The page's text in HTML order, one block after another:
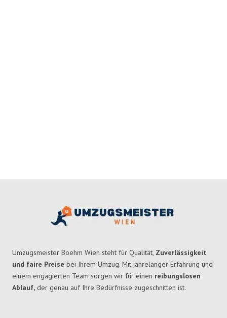
Umzugsmeister Boehm Wien steht für Qualität, Zuverlässigkeit
und faire Preise bei Ihrem Umzug. Mit jahrelanger Erfahrung und
einem engagierten Team sorgen wir für einen reibungslosen
Ablauf, der genau auf Ihre Bedürfnisse zugeschnitten ist.